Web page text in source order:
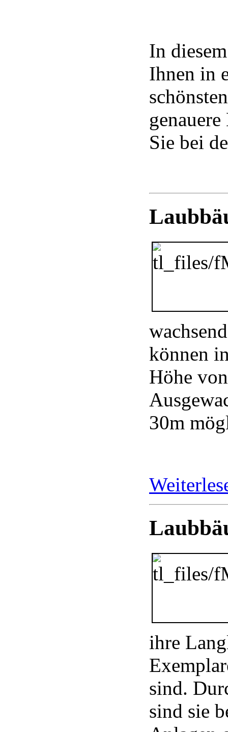
In
Ihnen in
Sie bei
können
Höhe
30m
ihre
sind.
sind sie